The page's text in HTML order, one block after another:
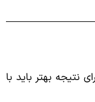
نتیجه بهتر باید با